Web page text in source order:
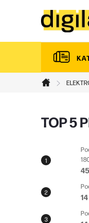
Domů
P
s
t
r
a
n
TOP 5